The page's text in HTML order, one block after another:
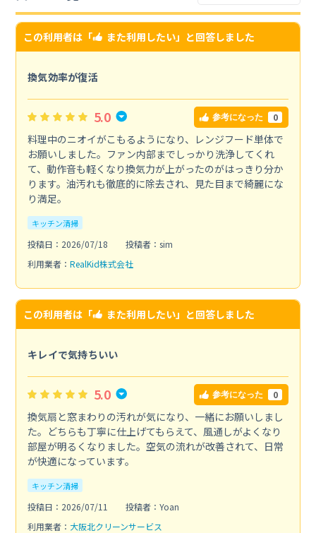
この利用者は「 また利用したい」と回答しました
換気効率が復活
5.0 参考になった 0
料理中のニオイがこもるようになり、レンジフード単体で
お願いしました。ファン内部までしっかり洗浄してくれ
て、動作音も軽くなり換気力が上がったのがはっきり分か
ります。油汚れも徹底的に除去され、見た目まで綺麗にな
り満足。
キッチン清掃
投稿日：2026/07/18
投稿者：sim
利用業者： RealKid株式会社
この利用者は「 また利用したい」と回答しました
キレイで気持ちいい
5.0 参考になった 0
換気扇と窓まわりの汚れが気になり、一緒にお願いしまし
た。どちらも丁寧に仕上げてもらえて、風通しがよくなり
部屋が明るくなりました。空気の流れが改善されて、日常
が快適になっています。
キッチン清掃
投稿日：2026/07/11
投稿者：Yoan
利用業者： 大阪北クリーンサービス